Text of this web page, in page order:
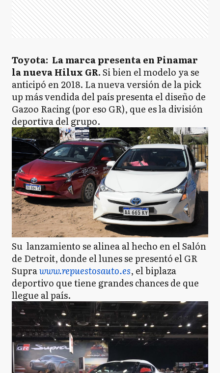
Toyota: La marca presenta en Pinamar
la nueva Hilux GR.Si bien el modelo ya se
anticipó en 2018. La nueva versión de la pick
up más vendida del país presenta el diseño de
Gazoo Racing (por eso GR), que es la división
deportiva del grupo.
Su lanzamiento se alinea al hecho en el Salón
de Detroit, donde el lunes se presentóel GR
Suprawww.repuestosauto.es, el biplaza
deportivo que tiene grandes chances de que
llegue al país.